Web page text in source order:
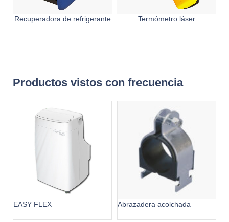
Recuperadora de refrigerante Termómetro láser
Productos vistos con frecuencia
EASY FLEX Abrazadera acolchada